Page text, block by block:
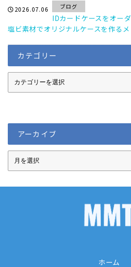
2026.07.06 ブログ
IDカードケースをオー
塩ビ素材でオリジナルケースを作るメ
カテゴリー
テ
ー
アーカイブ
ー
ホーム